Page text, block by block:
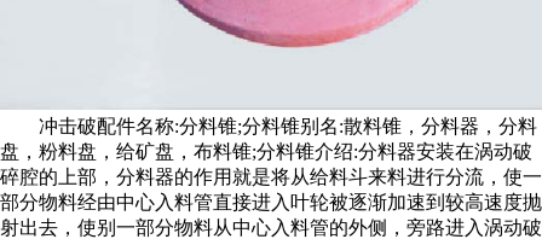
冲击破配件名称:分料锥;分料锥别名:散料锥，分料器，分料
盘，粉料盘，给矿盘，布料锥;分料锥介绍:分料器安装在涡动破
碎腔的上部，分料器的作用就是将从给料斗来料进行分流，使一
部分物料经由中心入料管直接进入叶轮被逐渐加速到较高速度抛
射出去，使别一部分物料从中心入料管的外侧，旁路进入涡动破